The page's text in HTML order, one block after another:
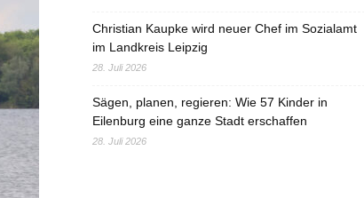
Christian Kaupke wird neuer Chef im Sozialamt
im Landkreis Leipzig
28. Juli 2026
Sägen, planen, regieren: Wie 57 Kinder in
Eilenburg eine ganze Stadt erschaffen
28. Juli 2026